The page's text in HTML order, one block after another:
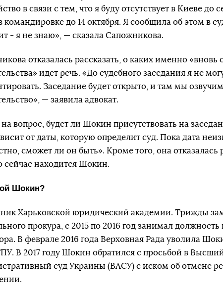
в связи с тем, что я буду отсутствует в Киеве до
командировке до 14 октября. Я сообщила об этом в
- я не знаю», — сказала Сапожникова.
отказалась рассказать, о каких именно «вновь
идет речь. «До судебного заседания я не
Заседание будет открыто, и там мы
— заявила адвокат.
на вопрос, будет ли Шокин присутствовать на
от даты, которую определит суд. Пока дата
сможет ли он быть». Кроме того, она отказалась
сейчас находится Шокин.
Шокин?
Харьковской юридический академии. Трижды
прокура, с 2015 по 2016 год занимал должность
В феврале 2016 года Верховная Рада уволила
В 2017 году Шокин обратился с просьбой в
суд Украины (ВАСУ) с иском об отмене